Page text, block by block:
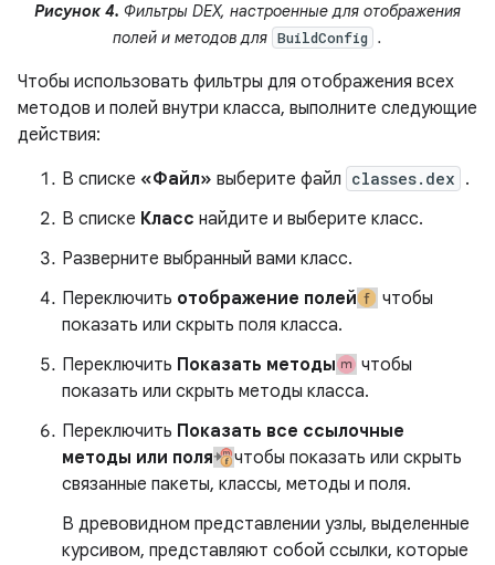
Рисунок 4. Фильтры DEX, настроенные для отображения
полей и методов для BuildConfig .
Чтобы использовать фильтры для отображения всех
методов и полей внутри класса, выполните следующие
действия:
В списке «Файл» выберите файл classes.dex .
В списке Класс найдите и выберите класс.
Разверните выбранный вами класс.
Переключить отображение полей
чтобы
показать или скрыть поля класса.
Переключить Показать методы
чтобы
показать или скрыть методы класса.
Переключить Показать все ссылочные
методы или поля
чтобы показать или скрыть
связанные пакеты, классы, методы и поля.
В древовидном представлении узлы, выделенные
курсивом, представляют собой ссылки, которые